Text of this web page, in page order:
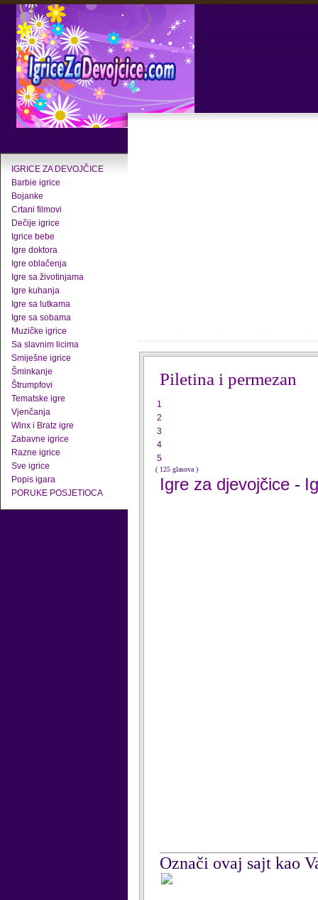
IGRICE ZA DEVOJČICE
Barbie igrice
Bojanke
Crtani filmovi
Dečije igrice
Igrice bebe
Igre doktora
Igre oblačenja
Igre sa životinjama
Igre kuhanja
Igre sa lutkama
Igre sa sobama
Muzičke igrice
Sa slavnim licima
Smiješne igrice
Šminkanje
Štrumpfovi
Tematske igre
Vjenčanja
Winx i Bratz igre
Zabavne igrice
Razne igrice
Sve igrice
Popis igara
PORUKE POSJETIOCA
Piletina i permezan
1
2
3
4
5
( 125 glasova )
Igre za djevojčice -
Označi ovaj sajt kao